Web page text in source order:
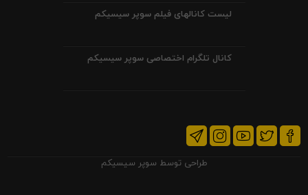
لیست کانالهای فیلم سوپر سیسیکم
کانال تلگرام اختصاصی سوپر سیسیکم
طراحی توسط سوپر سیسیکم